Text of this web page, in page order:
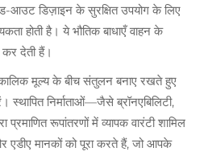
आउट डिज़ाइन के सुरक्षित उपयोग के लिए
होती है। ये भौतिक बाधाएँ वाहन के
कर देती हैं।
मूल्य के बीच संतुलन बनाए रखते हुए
स्थापित निर्माताओं—जैसे ब्रॉनएबिलिटी,
प्रमाणित रूपांतरणों में व्यापक वारंटी शामिल
एडीए मानकों को पूरा करते हैं, जो आपके